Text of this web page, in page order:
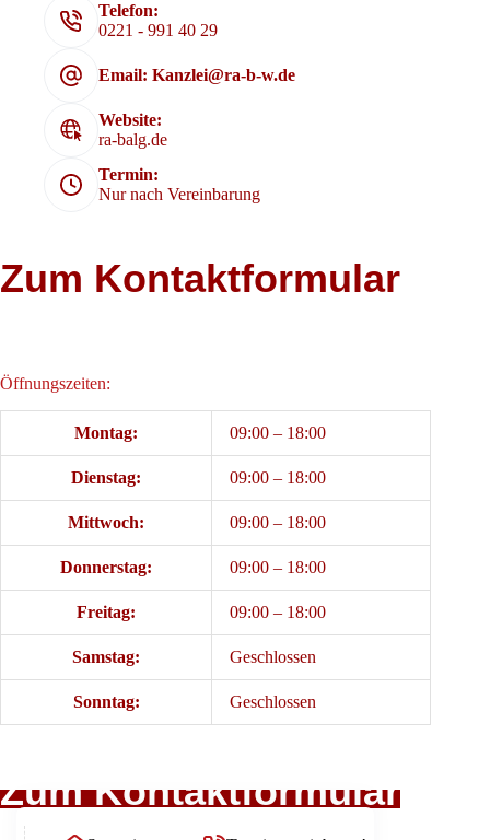
Telefon:
0221 - 991 40 29
Email: Kanzlei@ra-b-w.de
Website:
ra-balg.de
Termin:
Nur nach Vereinbarung
Zum Kontaktformular
Öffnungszeiten:
Montag: 09:00 – 18:00
Dienstag: 09:00 – 18:00
Mittwoch: 09:00 – 18:00
Donnerstag: 09:00 – 18:00
Freitag: 09:00 – 18:00
Samstag: Geschlossen
Sonntag: Geschlossen
Zum Kontaktformular